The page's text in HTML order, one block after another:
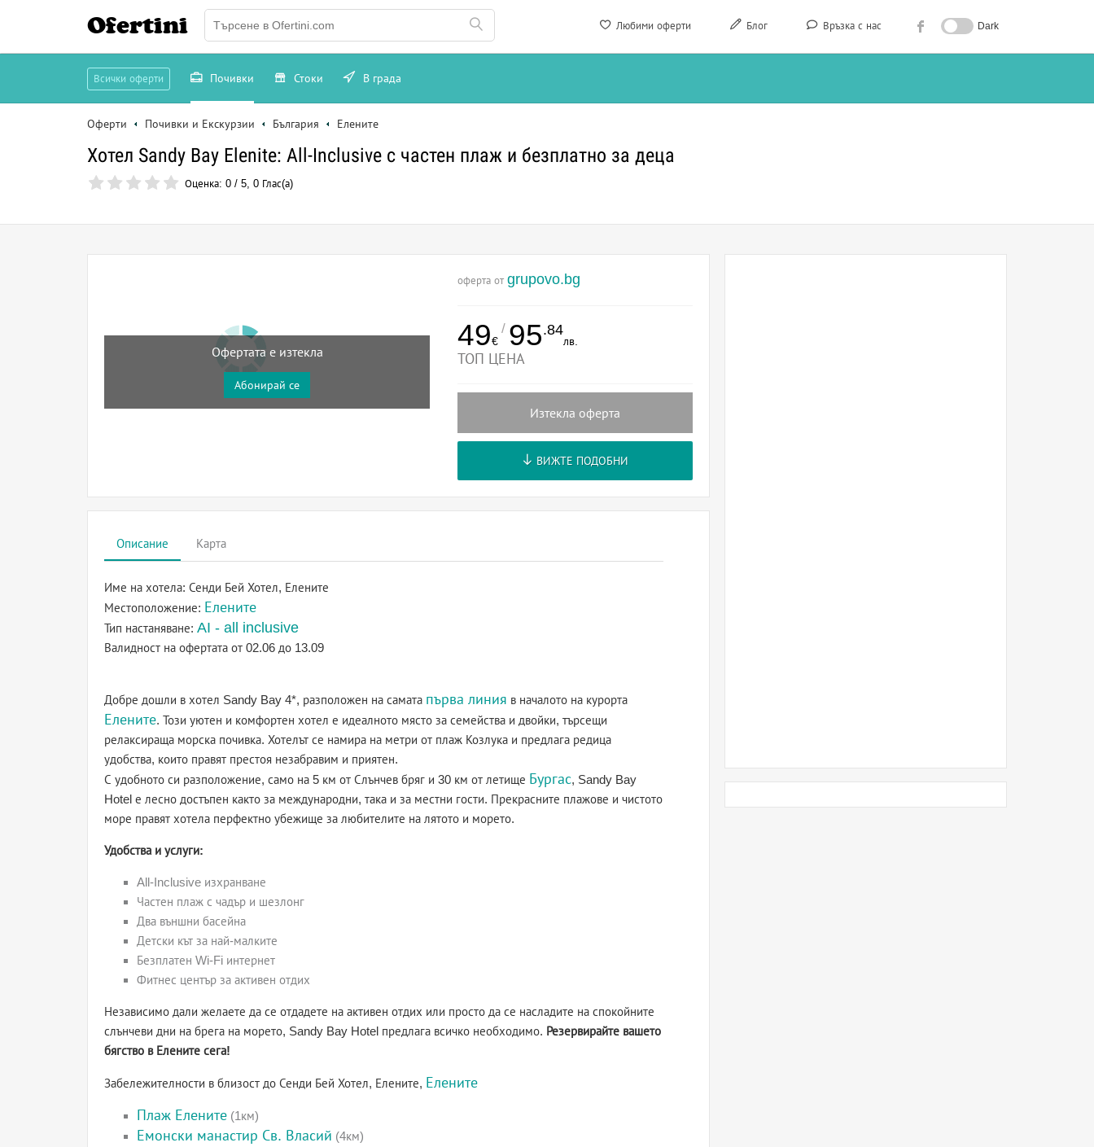
Любими оферти Блог Връзка с нас Dark
Ofertini
Всички оферти Почивки Стоки В града
Оферти Почивки и Екскурзии България Елените
Хотел Sandy Bay Elenite: All-Inclusive с частен плаж и безплатно за деца
Оценка: 0 / 5, 0 Глас(а)
Офертата е изтекла
Абонирай се
оферта от grupovo.bg
49€
/ 95.84
лв.
ТОП ЦЕНА
Изтекла оферта
ВИЖТЕ ПОДОБНИ
Описание Карта
Име на хотела: Сенди Бей Хотел, Елените
Местоположение: Елените
Тип настаняване: AI - all inclusive
Валидност на офертата от 02.06 до 13.09
Добре дошли в хотел Sandy Bay 4*, разположен на самата първа линия в началото на курорта
Елените. Този уютен и комфортен хотел е идеалното място за семейства и двойки, търсещи
релаксираща морска почивка. Хотелът се намира на метри от плаж Козлука и предлага редица
удобства, които правят престоя незабравим и приятен.
С удобното си разположение, само на 5 км от Слънчев бряг и 30 км от летище Бургас, Sandy Bay
Hotel е лесно достъпен както за международни, така и за местни гости. Прекрасните плажове и чистото
море правят хотела перфектно убежище за любителите на лятото и морето.
Удобства и услуги:
All-Inclusive изхранване
Частен плаж с чадър и шезлонг
Два външни басейна
Детски кът за най-малките
Безплатен Wi-Fi интернет
Фитнес център за активен отдих
Независимо дали желаете да се отдадете на активен отдих или просто да се насладите на спокойните
слънчеви дни на брега на морето, Sandy Bay Hotel предлага всичко необходимо. Резервирайте вашето
бягство в Елените сега!
Забележителности в близост до Сенди Бей Хотел, Елените, Елените
Плаж Елените (1км)
Емонски манастир Св. Власий (4км)